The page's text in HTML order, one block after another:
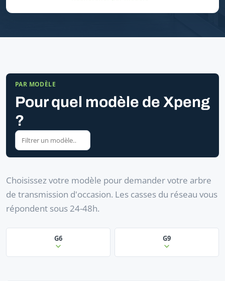
PAR MODÈLE
Pour quel modèle de Xpeng
?
Choisissez votre modèle pour demander votre arbre
de transmission d'occasion. Les casses du réseau vous
répondent sous 24-48h.
G6 G9